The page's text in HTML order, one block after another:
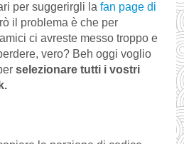
per suggerirgli lafan page di
il problema è che per
ci avreste messo troppo e
vero? Beh oggi voglio
selezionare tutti i vostri